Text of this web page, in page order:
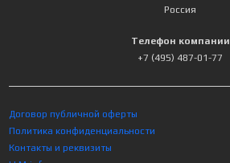
Россия
Телефон компании
+7 (495) 487-01-77
Договор публичной оферты
Политика конфиденциальности
Контакты и реквизиты